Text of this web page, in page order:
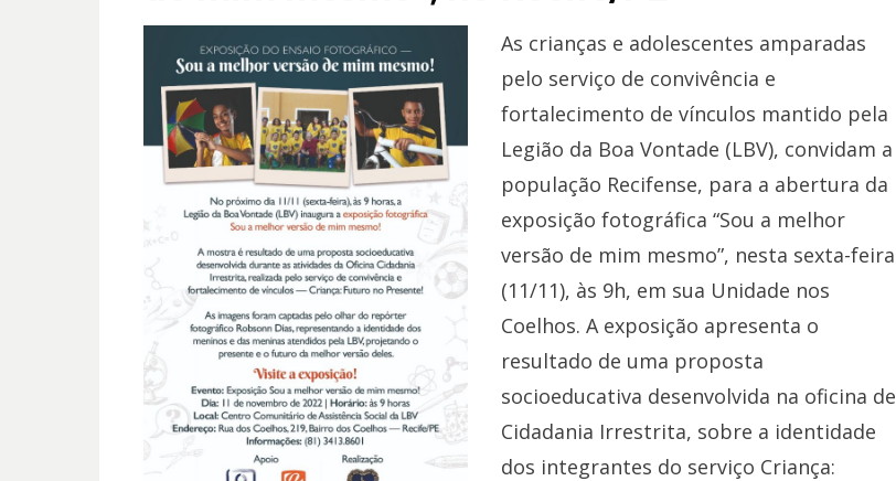
As crianças e adolescentes amparadas
pelo serviço de convivência e
fortalecimento de vínculos mantido pela
Legião da Boa Vontade (LBV), convidam a
população Recifense, para a abertura da
exposição fotográfica “Sou a melhor
versão de mim mesmo”, nesta sexta-feira
(11/11), às 9h, em sua Unidade nos
Coelhos. A exposição apresenta o
resultado de uma proposta
socioeducativa desenvolvida na oficina de
Cidadania Irrestrita, sobre a identidade
dos integrantes do serviço Criança: